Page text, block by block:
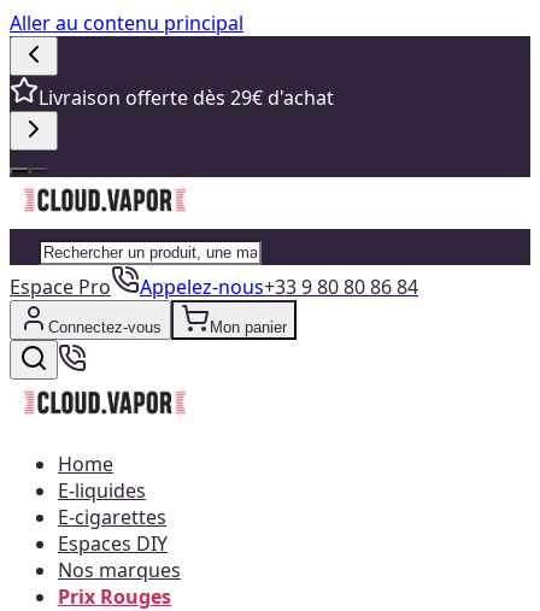
Aller au contenu principal
Livraison offerte dès 29€ d'achat
Espace Pro Appelez-nous+33 9 80 80 86 84
Connectez-vous Mon panier
Home
E-liquides
E-cigarettes
Espaces DIY
Nos marques
Prix Rouges